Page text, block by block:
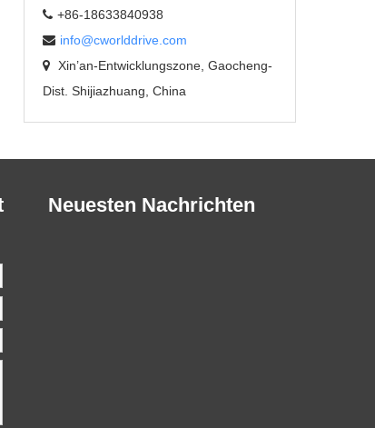
+86-18633840938
info@cworlddrive.com
Xin’an-Entwicklungszone, Gaocheng-
Dist. Shijiazhuang, China
Neuesten Nachrichten